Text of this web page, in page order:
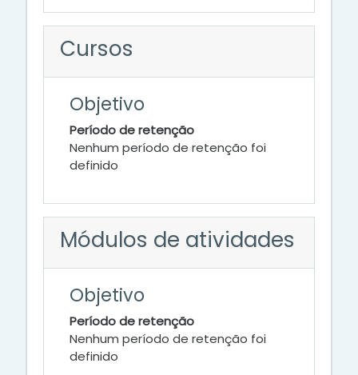
Cursos
Objetivo
Período de retenção
Nenhum período de retenção foi
definido
Módulos de atividades
Objetivo
Período de retenção
Nenhum período de retenção foi
definido